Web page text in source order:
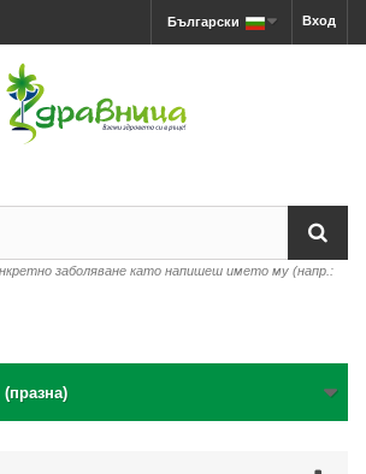
Вход
Български
заболяване като напишеш името му (напр.:
(празна)